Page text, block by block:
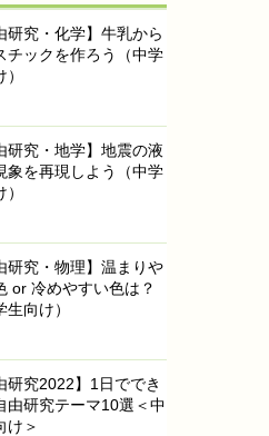
研究・化学】牛乳から
チックを作ろう（中学
研究・地学】地震の液
象を再現しよう（中学
研究・物理】温まりや
or 冷めやすい色は？
生向け）
研究2022】1日ででき
由研究テーマ10選＜中
け＞